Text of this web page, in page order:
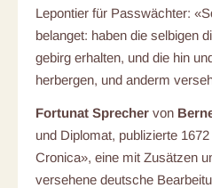
Lepontier für Passwächter:
belanget: haben die selbigen
gebirg erhalten, und die hin
herbergen, und anderm
Fortunat Sprecher von
und Diplomat, publizierte
Cronica», eine mit Zusätzen
versehene deutsche